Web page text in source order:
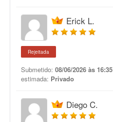
Erick L.
Rejeitada
Submetido: 08/06/2026 às 16:35
estimada: Privado
Diego C.